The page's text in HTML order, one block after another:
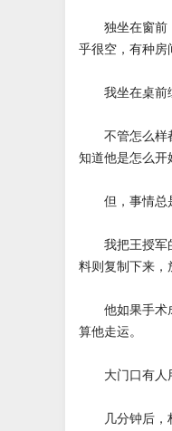
独坐在窗前，
乎很空，有种房
我坐在桌前综
不管怎么样都
知道他是怎么开
但，事情总是
我把王授军的
料则复制下来，
他如果手术成
算他走运。
大门口有人用
几分钟后，林